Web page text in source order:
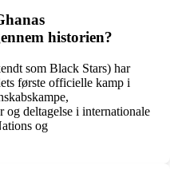
historien?
som Black Stars) har
første officielle kamp i
deltagelse i internationale
og